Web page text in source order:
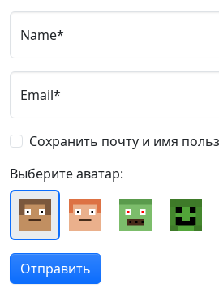
Name*
Email*
Сохранить почту и имя
Выберите аватар: